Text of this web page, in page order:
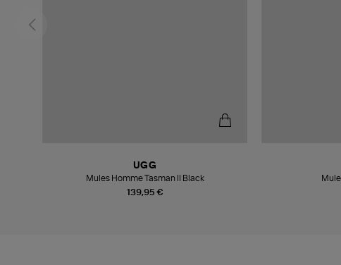
139,95 €
UGG
Mules Homme Tasman II Black